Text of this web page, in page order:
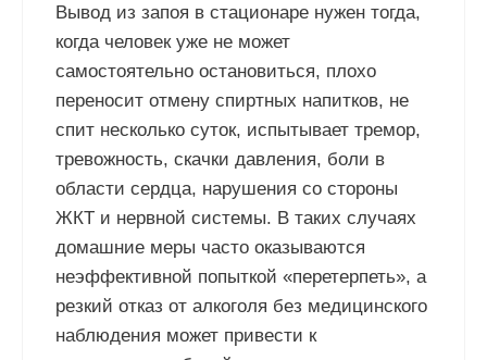
Вывод из запоя в стационаре нужен тогда,
когда человек уже не может
самостоятельно остановиться, плохо
переносит отмену спиртных напитков, не
спит несколько суток, испытывает тремор,
тревожность, скачки давления, боли в
области сердца, нарушения со стороны
ЖКТ и нервной системы. В таких случаях
домашние меры часто оказываются
неэффективной попыткой «перетерпеть», а
резкий отказ от алкоголя без медицинского
наблюдения может привести к